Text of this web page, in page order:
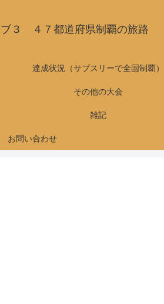
３ ４７都道府県制覇の旅路
達成状況（サブスリーで全国制覇）
その他の大会
雑記
お問い合わせ